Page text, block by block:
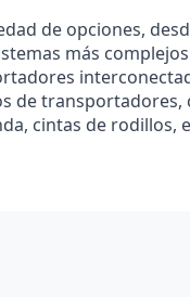
de opciones,
más
de transportadores,
cintas de rodillos,